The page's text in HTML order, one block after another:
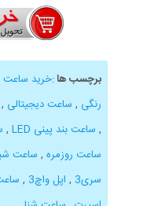
برچسب ها:خرید ساعت led لمسی
رنگی , ساعت دیجیتالی ,
, ساعت بند پینی LED ,
ساعت روزمره , ساعت
سری3 , اپل واچ3 ,